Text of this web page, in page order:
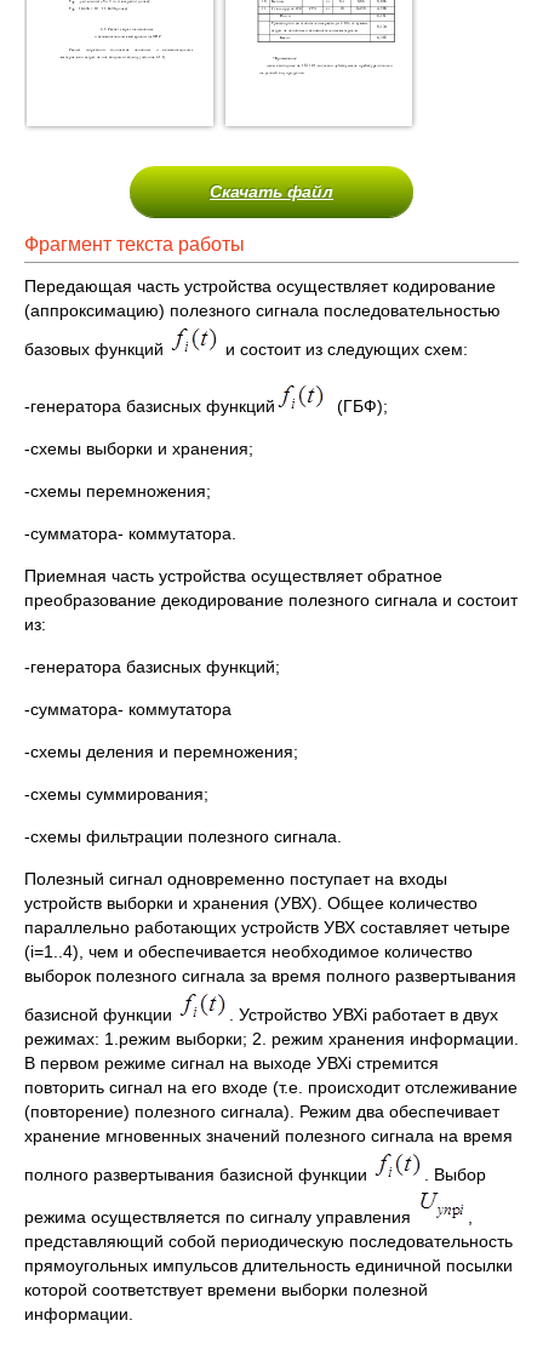
Скачать файл
Фрагмент текста работы
Передающая часть устройства осуществляет кодирование
(аппроксимацию) полезного сигнала последовательностью
базовых функций
и состоит из следующих схем:
-генератора базисных функций (ГБФ);
-схемы выборки и хранения;
-схемы перемножения;
-сумматора- коммутатора.
Приемная часть устройства осуществляет обратное
преобразование декодирование полезного сигнала и состоит
из:
-генератора базисных функций;
-сумматора- коммутатора
-схемы деления и перемножения;
-схемы суммирования;
-схемы фильтрации полезного сигнала.
Полезный сигнал одновременно поступает на входы
устройств выборки и хранения (УВХ). Общее количество
параллельно работающих устройств УВХ составляет четыре
(i=1..4), чем и обеспечивается необходимое количество
выборок полезного сигнала за время полного развертывания
базисной функции
. Устройство УВХi работает в двух
режимах: 1.режим выборки; 2. режим хранения информации.
В первом режиме сигнал на выходе УВХi стремится
повторить сигнал на его входе (т.е. происходит отслеживание
(повторение) полезного сигнала). Режим два обеспечивает
хранение мгновенных значений полезного сигнала на время
полного развертывания базисной функции
. Выбор
режима осуществляется по сигналу управления
представляющий собой периодическую последовательность
прямоугольных импульсов длительность единичной посылки
которой соответствует времени выборки полезной
информации.